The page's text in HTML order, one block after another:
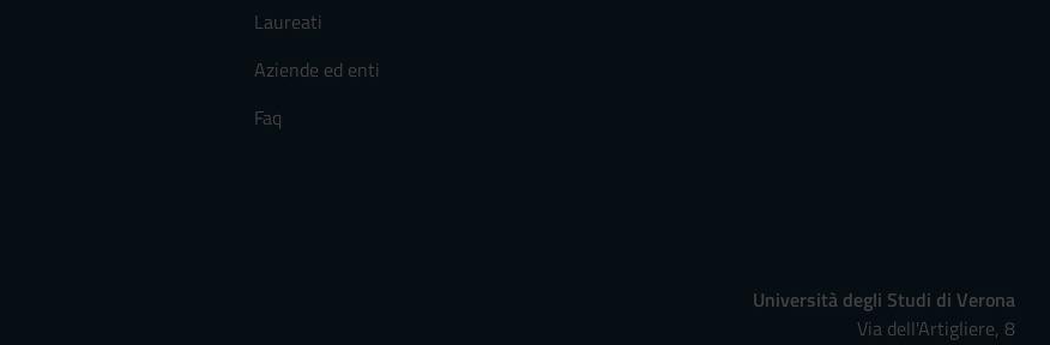
Laureati
Aziende ed enti
Faq
Università degli Studi di Verona
Via dell'Artigliere, 8